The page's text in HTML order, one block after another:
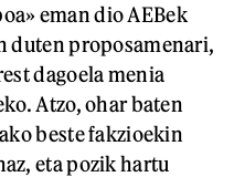
eman dio AEBek
duten proposamenari,
dagoela menia
Atzo, ohar baten
beste fakzioekin
eta pozik hartu